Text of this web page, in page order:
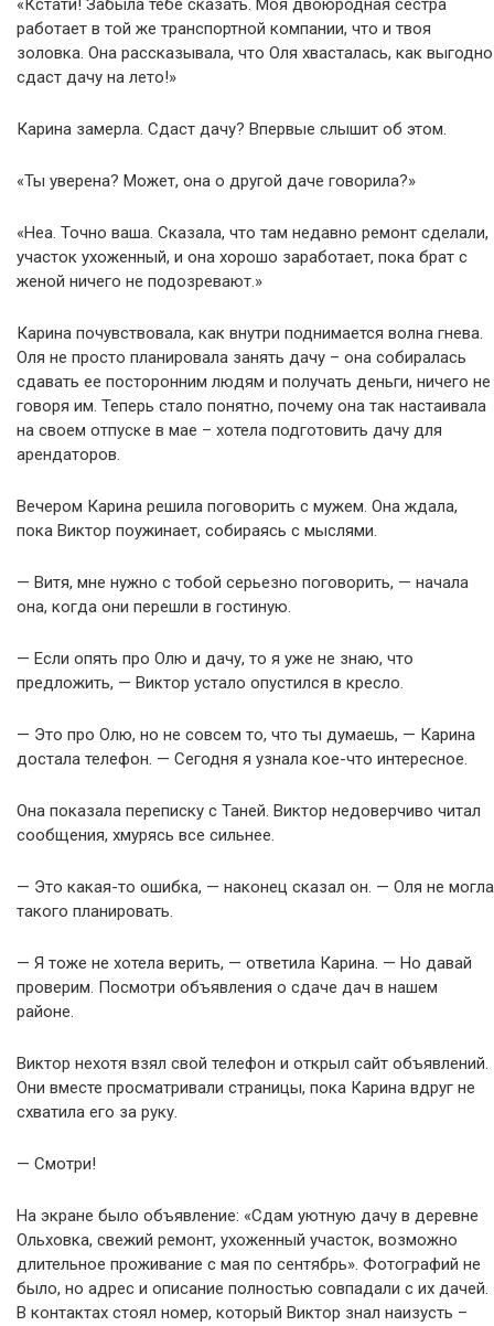
«Кстати! Забыла тебе сказать. Моя двоюродная сестра
работает в той же транспортной компании, что и твоя
золовка. Она рассказывала, что Оля хвасталась, как выгодно
сдаст дачу на лето!»
Карина замерла. Сдаст дачу? Впервые слышит об этом.
«Ты уверена? Может, она о другой даче говорила?»
«Неа. Точно ваша. Сказала, что там недавно ремонт сделали,
участок ухоженный, и она хорошо заработает, пока брат с
женой ничего не подозревают.»
Карина почувствовала, как внутри поднимается волна гнева.
Оля не просто планировала занять дачу – она собиралась
сдавать ее посторонним людям и получать деньги, ничего не
говоря им. Теперь стало понятно, почему она так настаивала
на своем отпуске в мае – хотела подготовить дачу для
арендаторов.
Вечером Карина решила поговорить с мужем. Она ждала,
пока Виктор поужинает, собираясь с мыслями.
— Витя, мне нужно с тобой серьезно поговорить, — начала
она, когда они перешли в гостиную.
— Если опять про Олю и дачу, то я уже не знаю, что
предложить, — Виктор устало опустился в кресло.
— Это про Олю, но не совсем то, что ты думаешь, — Карина
достала телефон. — Сегодня я узнала кое-что интересное.
Она показала переписку с Таней. Виктор недоверчиво читал
сообщения, хмурясь все сильнее.
— Это какая-то ошибка, — наконец сказал он. — Оля не могла
такого планировать.
— Я тоже не хотела верить, — ответила Карина. — Но давай
проверим. Посмотри объявления о сдаче дач в нашем
районе.
Виктор нехотя взял свой телефон и открыл сайт объявлений.
Они вместе просматривали страницы, пока Карина вдруг не
схватила его за руку.
— Смотри!
На экране было объявление: «Сдам уютную дачу в деревне
Ольховка, свежий ремонт, ухоженный участок, возможно
длительное проживание с мая по сентябрь». Фотографий не
было, но адрес и описание полностью совпадали с их дачей.
В контактах стоял номер, который Виктор знал наизусть –